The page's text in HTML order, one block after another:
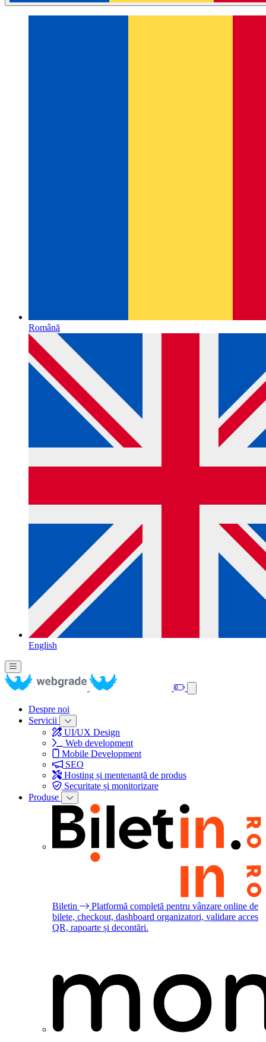
Română
English
Despre noi
Servicii
UI/UX Design
Web development
Mobile Development
SEO
Hosting și mentenanță de produs
Securitate și monitorizare
Produse
Biletin
Platformă completă pentru vânzare online de
bilete, checkout, dashboard organizatori, validare acces
QR, rapoarte și decontări.